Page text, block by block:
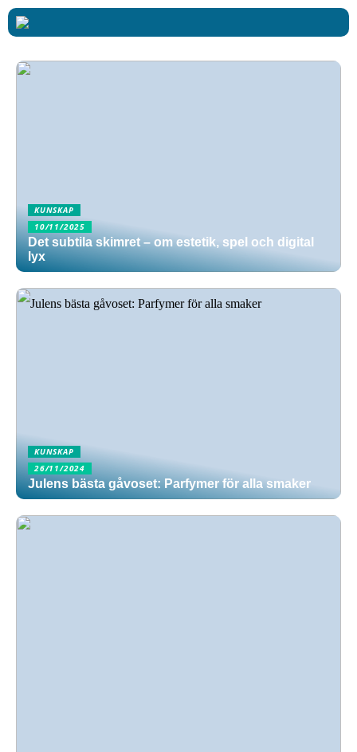
KUNSKAP
10/11/2025
Det subtila skimret – om estetik, spel och digital
lyx
KUNSKAP
26/11/2024
Julens bästa gåvoset: Parfymer för alla smaker